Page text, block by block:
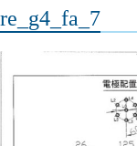
re_g4_fa_7